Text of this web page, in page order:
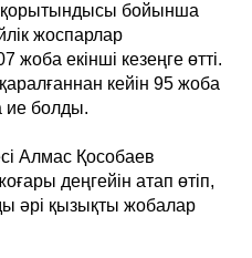
қорытындысы бойынша
жоспарлар
екінші кезеңге өтті.
кейін 95 жоба
ие болды.
Алмас Қособаев
деңгейін атап өтіп,
әрі қызықты жобалар